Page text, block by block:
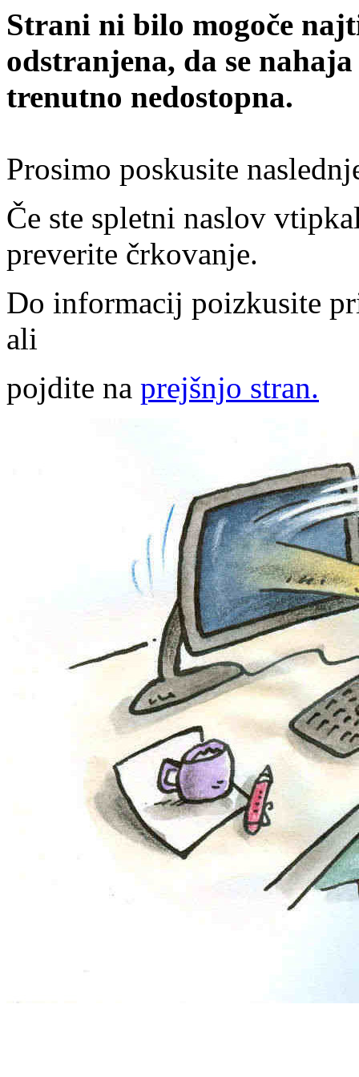
Strani ni bilo mogoče
odstranjena, da se
trenutno nedostopna.
Prosimo poskusite
Če ste spletni naslov
preverite črkovanje.
Do informacij poizkusite
ali
pojdite na prejšnjo stran.